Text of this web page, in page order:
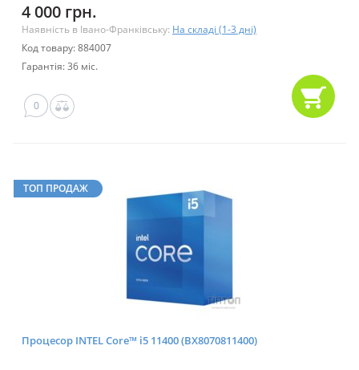
4 000 грн.
Наявність в Івано-Франківську: На складі (1-3 дні)
Код товару: 884007
Гарантія: 36 міс.
0
ТОП ПРОДАЖ
Процесор INTEL Core™ i5 11400 (BX8070811400)